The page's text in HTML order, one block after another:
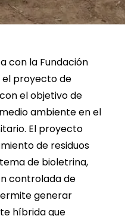
con la Fundación
el proyecto de
el objetivo de
ambiente en el
El proyecto
de residuos
de bioletrina,
controlada de
generar
híbrida que